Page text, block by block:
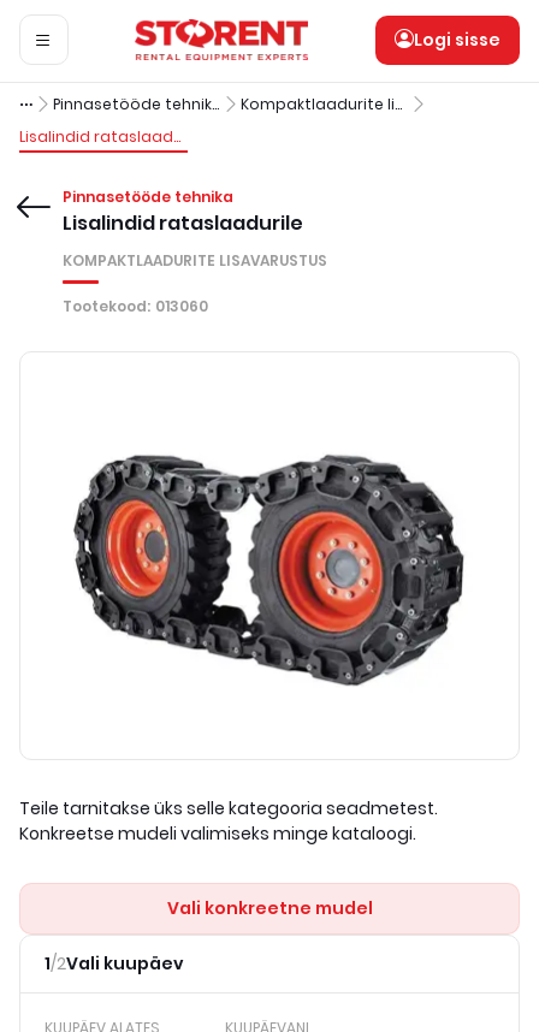
Logi sisse
Pinnasetööde tehnika
Kompaktlaadurite lisavarustus
Lisalindid rataslaadurile
Pinnasetööde tehnika
Lisalindid rataslaadurile
KOMPAKTLAADURITE LISAVARUSTUS
Tootekood: 013060
Teile tarnitakse üks selle kategooria seadmetest.
Konkreetse mudeli valimiseks minge kataloogi.
Vali konkreetne mudel
1/2Vali kuupäev
KUUPÄEV ALATES KUUPÄEVANI